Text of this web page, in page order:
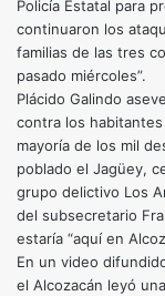
Policía Estatal para
continuaron los
familias de las tres
pasado miércoles”.
Plácido Galindo
contra los
mayoría de los mil
poblado el Jagüey,
grupo delictivo Los
del subsecretario
estaría “aquí en
En un video
el Alcozacán leyó